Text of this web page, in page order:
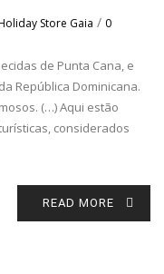
Store Gaia / 0
de Punta Cana, e
República Dominicana.
(…) Aqui estão
considerados
READ MORE